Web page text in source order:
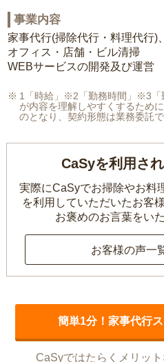
事業内容
家事代行(掃除代行・料理代行)
オフィス・店舗・ビル清掃
WEBサービスの開発及び運営
1「時給」※2「勤務時間」※3「
が内容を理解しやすくするため
のとなり、契約形態は業務委託
CaSyを利用さ
実際にCaSyでお掃除やお料
を利用していただいたお客様
お褒めのお言葉をい
お客様の声一
簡単1分！家事代行
CaSyではたらくメリッ